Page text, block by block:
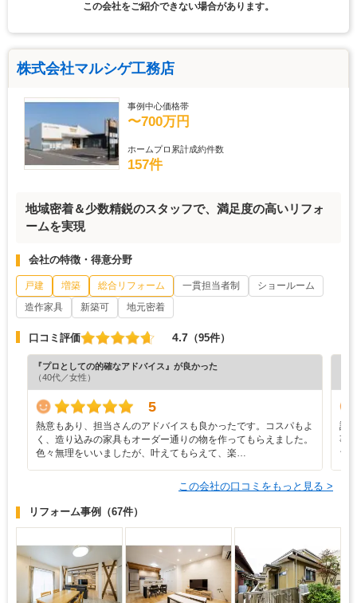
この会社をご紹介できない場合があります。
株式会社マルシゲ工務店
事例中心価格帯
〜700万円
ホームプロ累計成約件数
157件
地域密着＆少数精鋭のスタッフで、満足度の高いリフォ
ームを実現
会社の特徴・得意分野
戸建 増築 総合リフォーム 一貫担当者制
ショールーム
造作家具
新築可 地元密着
口コミ評価 4.7 （95件）
『プロとしての的確なアドバイス』が良かった
（40代／女性）
5
熱意もあり、担当さんのアドバイスも良かったです。コスパもよ
く、造り込みの家具もオーダー通りの物を作ってもらえました。
色々無理をいいましたが、叶えてもらえて、楽…
設
事
ち
この会社の口コミをもっと見る >
リフォーム事例 （67件）